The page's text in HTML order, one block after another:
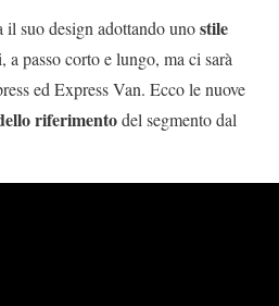
suo design adottando unostile
a passo corto e lungo, ma ci sarà
ed Express Van. Ecco le nuove
riferimentodel segmento dal